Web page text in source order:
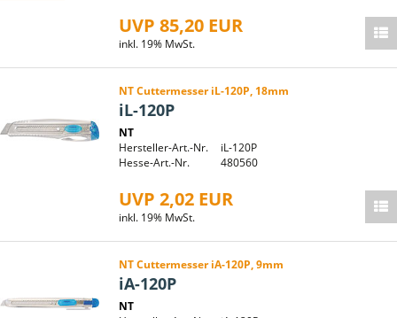
UVP 85,20 EUR
inkl. 19% MwSt.
NT Cuttermesser iL-120P, 18mm
iL-120P
NT
Hersteller-Art.-Nr.
iL-120P
Hesse-Art.-Nr.
480560
UVP 2,02 EUR
inkl. 19% MwSt.
NT Cuttermesser iA-120P, 9mm
iA-120P
NT